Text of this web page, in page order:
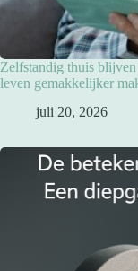
Zelfstandig thuis
leven gemakkelijker
juli 20, 2026